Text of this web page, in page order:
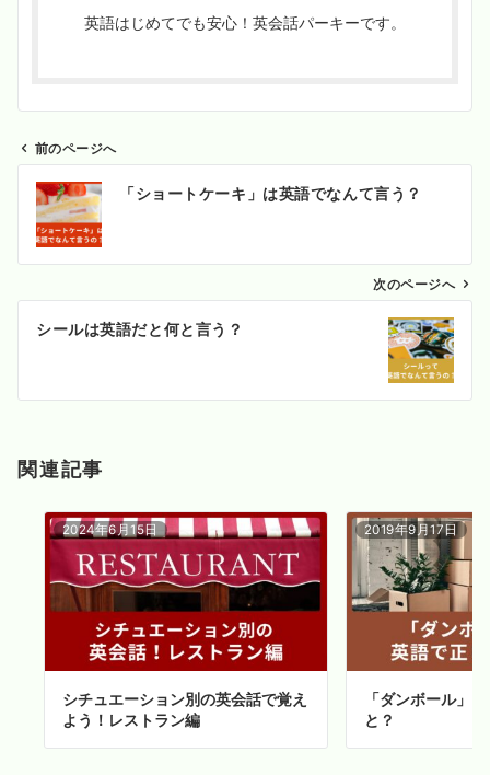
英語はじめてでも安心！英会話パーキーです。
ビ
ン
前のページへ
「ショートケーキ」は英語でなんて言う？
次のページへ
シールは英語だと何と言う？
関連記事
2024年6月15日
シチュエーション別の英会話で覚え
よう！レストラン編
2019年9月17日
「ダンボール」
と？